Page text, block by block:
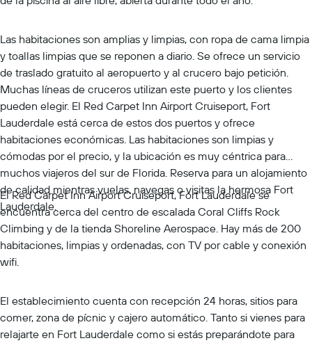
Las habitaciones son amplias y limpias, con ropa de cama limpia
y toallas limpias que se reponen a diario. Se ofrece un servicio
de traslado gratuito al aeropuerto y al crucero bajo petición.
Muchas líneas de cruceros utilizan este puerto y los clientes
pueden elegir. El Red Carpet Inn Airport Cruiseport, Fort
Lauderdale está cerca de estos dos puertos y ofrece
habitaciones económicas. Las habitaciones son limpias y
cómodas por el precio, y la ubicación es muy céntrica para
muchos viajeros del sur de Florida. Reserva para un alojamiento
de calidad mientras vuelas, navegas o visitas la hermosa Fort
Lauderdale.
El Red Carpet Inn Airport Cruiseport, Fort Lauderdale se
encuentra cerca del centro de escalada Coral Cliffs Rock
Climbing y de la tienda Shoreline Aerospace. Hay más de 200
habitaciones, limpias y ordenadas, con TV por cable y conexión
wifi.
El establecimiento cuenta con recepción 24 horas, sitios para
comer, zona de pícnic y cajero automático. Tanto si vienes para
relajarte en Fort Lauderdale como si estás preparándote para